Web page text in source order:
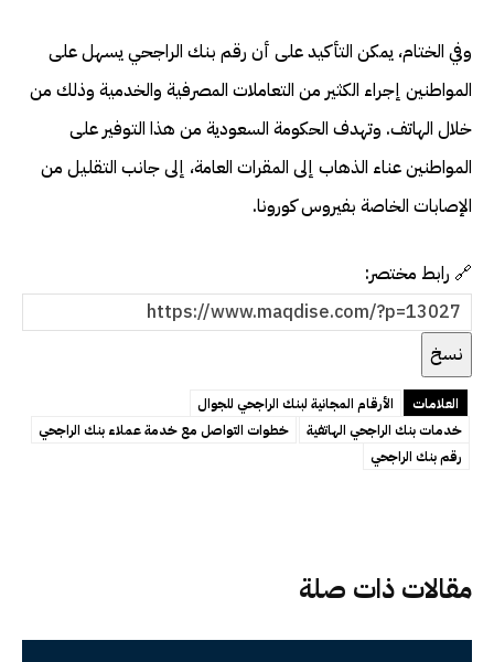
مقالات ذات صلة
وفي الختام، يمكن التأكيد على أن رقم بنك الراجحي يسهل على
المواطنين إجراء الكثير من التعاملات المصرفية والخدمية وذلك من
خلال الهاتف. وتهدف الحكومة السعودية من هذا التوفير على
المواطنين عناء الذهاب إلى المقرات العامة، إلى جانب التقليل من
الإصابات الخاصة بفيروس كورونا.
🔗 رابط مختصر:
نسخ
العلامات
الأرقام المجانية لبنك الراجحي للجوال
خدمات بنك الراجحي الهاتفية
خطوات التواصل مع خدمة عملاء بنك الراجحي
رقم بنك الراجحي